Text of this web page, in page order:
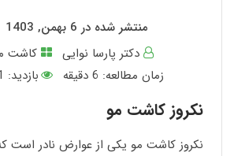
منتشر شده در 6 بهمن, 1403
دکتر پارسا نوایی
کاشت
زمان مطالعه: 6 دقیقه بازدید: 2211
نکروز کاشت مو
نکروز کاشت مو یکی از عوارض نادر